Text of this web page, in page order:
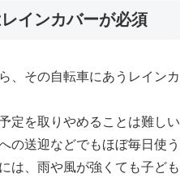
インカバーが必須
、その自転車にあうレインカ
定を取りやめることは難しい
の送迎などでもほぼ毎日使う
は、雨や風が強くても子ども